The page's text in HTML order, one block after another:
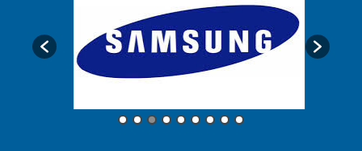
Ống luôn dây điện, ống ruột gà lõi thép bọc nhựa